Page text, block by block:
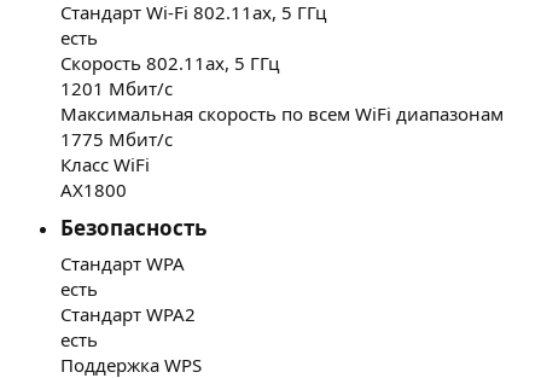
Стандарт Wi-Fi 802.11ax, 5 ГГц
есть
Скорость 802.11ax, 5 ГГц
1201 Мбит/с
Максимальная скорость по всем WiFi диапазонам
1775 Мбит/с
Класс WiFi
AX1800
Безопасность​
Стандарт WPA
есть
Стандарт WPA2
есть
Поддержка WPS